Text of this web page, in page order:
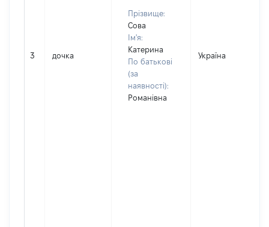
3 дочка
Прізвище:
Сова
Ім'я:
Катерина
По батькові
(за
наявності):
Романівна
Україна